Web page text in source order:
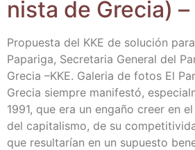
nis­ta de Gre­cia)
Pro­pues­ta del KKE de solu­ción
Papa­ri­ga, Secre­ta­ria Gene­ral del
Gre­cia –KKE. Gale­ria de fotos El
Gre­cia siem­pre mani­fes­tó,
1991, que era un enga­ño creer en
del capi­ta­lis­mo, de su
que resul­ta­rían en un supues­to